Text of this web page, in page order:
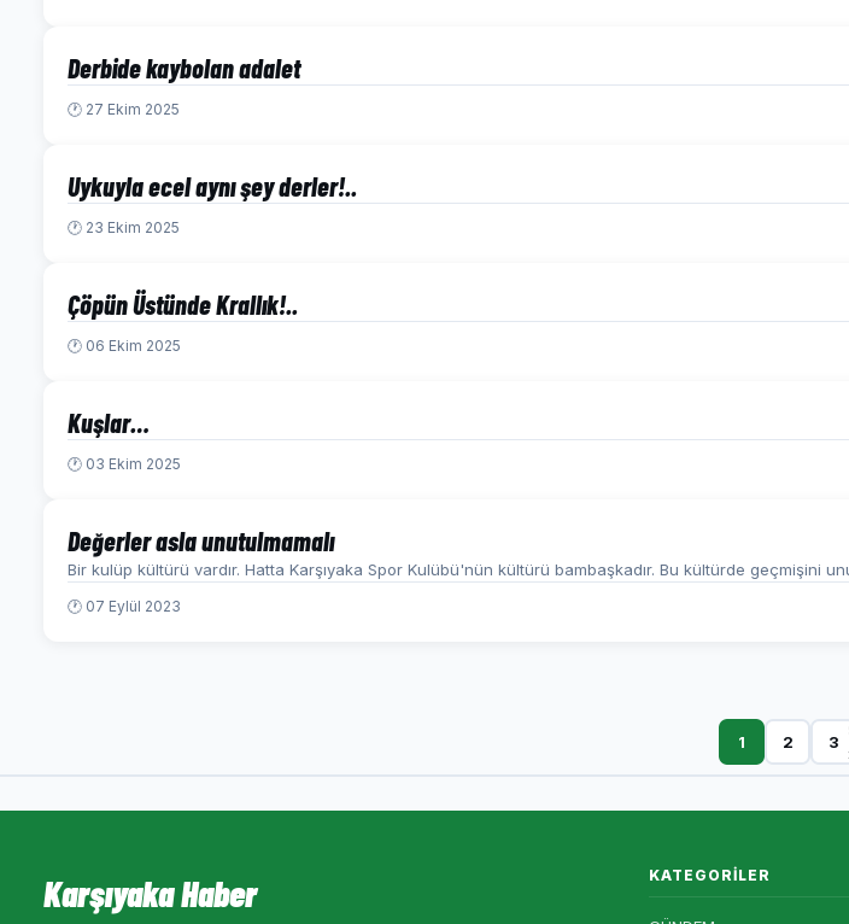
Derbide kaybolan adalet
🕐 27 Ekim 2025
Uykuyla ecel aynı şey derler!..
🕐 23 Ekim 2025
Çöpün Üstünde Krallık!..
🕐 06 Ekim 2025
Kuşlar…
🕐 03 Ekim 2025
Değerler asla unutulmamalı
Bir kulüp kültürü vardır. Hatta Karşıyaka Spor Kulübü'nün kültürü bambaşkadır. Bu kültürde geçmişini
🕐 07 Eylül 2023
1 2 3
Karşıyaka Haber KATEGORILER